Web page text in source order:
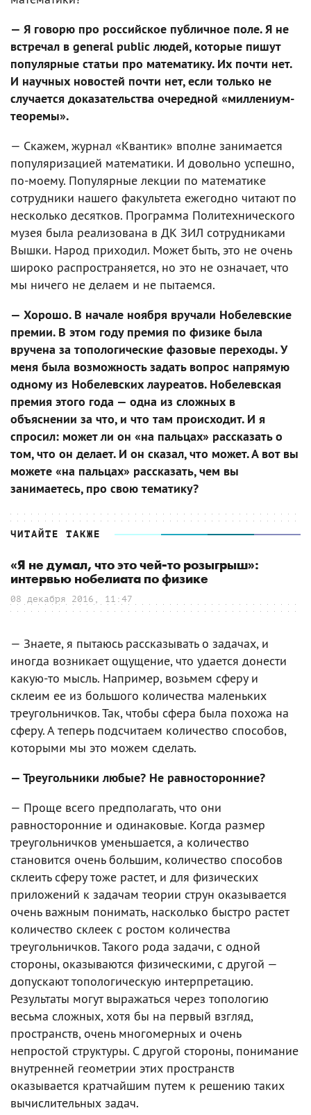
— Я говорю про российское публичное поле. Я не
встречал в general public людей, которые пишут
популярные статьи про математику. Их почти нет.
И научных новостей почти нет, если только не
случается доказательства очередной «миллениум-
теоремы».
— Скажем, журнал «Квантик» вполне занимается
популяризацией математики. И довольно успешно,
по-моему. Популярные лекции по математике
сотрудники нашего факультета ежегодно читают по
несколько десятков. Программа Политехнического
музея была реализована в ДК ЗИЛ сотрудниками
Вышки. Народ приходил. Может быть, это не очень
широко распространяется, но это не означает, что
мы ничего не делаем и не пытаемся.
— Хорошо. В начале ноября вручали Нобелевские
премии. В этом году премия по физике была
вручена за топологические фазовые переходы. У
меня была возможность задать вопрос напрямую
одному из Нобелевских лауреатов. Нобелевская
премия этого года — одна из сложных в
объяснении за что, и что там происходит. И я
спросил: может ли он «на пальцах» рассказать о
том, что он делает. И он сказал, что может. А вот вы
можете «на пальцах» рассказать, чем вы
занимаетесь, про свою тематику?
ЧИТАЙТЕ ТАКЖЕ
«Я не думал, что это чей-то розыгрыш»:
интервью нобелиата по физике
08 декабря 2016, 11:47
— Знаете, я пытаюсь рассказывать о задачах, и
иногда возникает ощущение, что удается донести
какую-то мысль. Например, возьмем сферу и
склеим ее из большого количества маленьких
треугольничков. Так, чтобы сфера была похожа на
сферу. А теперь подсчитаем количество способов,
которыми мы это можем сделать.
— Треугольники любые? Не равносторонние?
— Проще всего предполагать, что они
равносторонние и одинаковые. Когда размер
треугольничков уменьшается, а количество
становится очень большим, количество способов
склеить сферу тоже растет, и для физических
приложений к задачам теории струн оказывается
очень важным понимать, насколько быстро растет
количество склеек с ростом количества
треугольничков. Такого рода задачи, с одной
стороны, оказываются физическими, с другой —
допускают топологическую интерпретацию.
Результаты могут выражаться через топологию
весьма сложных, хотя бы на первый взгляд,
пространств, очень многомерных и очень
непростой структуры. С другой стороны, понимание
внутренней геометрии этих пространств
оказывается кратчайшим путем к решению таких
вычислительных задач.